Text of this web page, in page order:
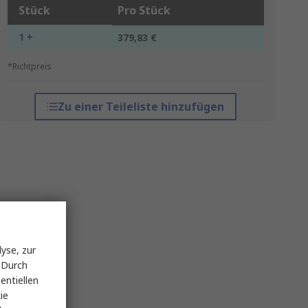
Stück Pro Stück
1 + 379,83 €
*Richtpreis
Zu einer Teileliste hinzufügen
zur